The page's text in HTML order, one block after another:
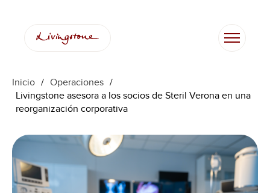
Inicio / Operaciones /
Livingstone asesora a los socios de Steril Verona en una
reorganización corporativa